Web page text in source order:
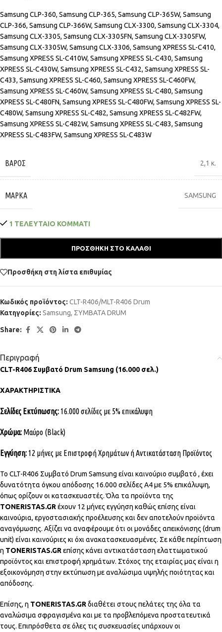
Samsung CLP-360, Samsung CLP-365, Samsung CLP-365W, Samsung
CLP-366, Samsung CLP-366W, Samsung CLX-3300, Samsung CLX-3304,
Samsung CLX-3305, Samsung CLX-3305FN, Samsung CLX-3305FW,
Samsung CLX-3305W, Samsung CLX-3306, Samsung XPRESS SL-C410,
Samsung XPRESS SL-C410W, Samsung XPRESS SL-C430, Samsung
XPRESS SL-C430W, Samsung XPRESS SL-C432, Samsung XPRESS SL-
C433, Samsung XPRESS SL-C460, Samsung XPRESS SL-C460FW,
Samsung XPRESS SL-C460W, Samsung XPRESS SL-C480, Samsung
XPRESS SL-C480FN, Samsung XPRESS SL-C480FW, Samsung XPRESS SL-
C480W, Samsung XPRESS SL-C482, Samsung XPRESS SL-C482FW,
Samsung XPRESS SL-C482W, Samsung XPRESS SL-C483, Samsung
XPRESS SL-C483FW, Samsung XPRESS SL-C483W
ΒΆΡΟΣ 2,1 κ.
ΜΆΡΚΑ SAMSUNG
1 ΤΕΛΕΥΤΑΙΟ ΚΟΜΜΑΤΙ
ΠΡΟΣΘΉΚΗ ΣΤΟ ΚΑΛΆΘΙ
Προσθήκη στη λίστα επιθυμίας
Κωδικός προϊόντος: CLT-R406/MLT-R406 Drum
Κατηγορίες: Samsung, ΣΥΜΒΑΤΑ DRUM
Share:
Περιγραφή
CLT-R406 Συμβατό Drum Samsung (16.000 σελ.)
ΧΑΡΑΚΤΗΡΙΣΤΙΚΑ
Σελίδες Εκτύπωσης: 16.000 σελίδες με 5% επικάλυψη
Χρώμα: Μαύρο (Black)
Εγγύηση: 12 μήνες με Επιστροφή Χρημάτων ή Αντικατάσταση Προϊόντος
Το CLT-R406 Συμβατό Drum Samsung είναι καινούριο συμβατό , έχει
δυνατότητα όγκου απόδοσης 16.000 σελίδες Α4 με 5% επικάλυψη,
όπως ορίζουν οι κατασκευαστές. Όλα τα προϊόντα της
TONERISTAS.GR έχουν 12 μήνες εγγύηση καθώς επίσης είναι
καινούρια, εργοστασιακής προέλευσης και δεν αποτελούν προϊόντα
αναγόμωσης. Αξίζει να αναφέρουμε ότι οι μονάδες απεικόνισης (drum
unit) είναι καινούριες κι όχι ανακατασκευασμένες. Σε κάθε περίπτωση
η TONERISTAS.GR επίσης κάνει αντικατάσταση ελαττωματικού
προϊόντος και επιστροφή χρημάτων. Στόχος της εταιρίας μας είναι η
εξοικονόμηση στην εκτύπωση με αναλώσιμα υψηλής ποιότητας και
απόδοσης.
Επίσης, η TONERISTAS.GR διαθέτει στους πελάτες της όλα τα
αναλώσιμα σφραγισμένα και με τα προβλεπόμενα προστατευτικά
τους. Επιπρόσθετα σε όλες τις συσκευασίες υπάρχουν οι